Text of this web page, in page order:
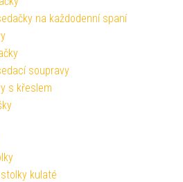
na každodenní spaní
soupravy
s křeslem
kulaté